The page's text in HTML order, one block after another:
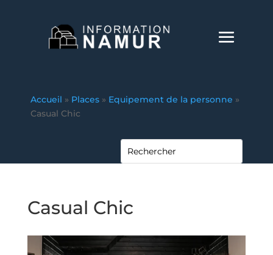
Accueil » Places » Equipement de la personne »
Casual Chic
Casual Chic